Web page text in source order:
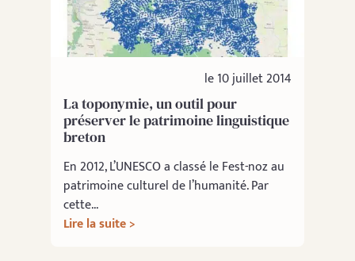
le 10 juillet 2014
La toponymie, un outil pour
préserver le patrimoine linguistique
breton
En 2012, L’UNESCO a classé le Fest-noz au
patrimoine culturel de l’humanité. Par
cette...
Lire la suite >